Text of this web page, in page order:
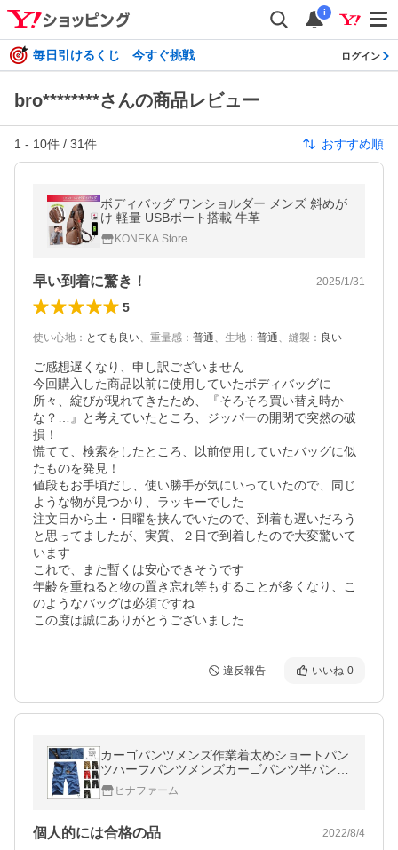
i
毎日引けるくじ 今すぐ挑戦 ログイン
bro********さんの商品レビュー
1 - 10件 / 31件 おすすめ順
ボディバッグ ワンショルダー メンズ 斜めが
け 軽量 USBポート搭載 牛革
KONEKA Store
早い到着に驚き！ 2025/1/31
5
使い心地 ： とても良い、 重量感 ： 普通、 生地 ： 普通、 縫製 ： 良い
ご感想遅くなり、申し訳ございません
今回購入した商品以前に使用していたボディバッグに
所々、綻びが現れてきたため、『そろそろ買い替え時か
な？…』と考えていたところ、ジッパーの開閉で突然の破
損！
慌てて、検索をしたところ、以前使用していたバッグに似
たものを発見！
値段もお手頃だし、使い勝手が気にいっていたので、同じ
ような物が見つかり、ラッキーでした
注文日から土・日曜を挟んでいたので、到着も遅いだろう
と思ってましたが、実質、２日で到着したので大変驚いて
います
これで、また暫くは安心できそうです
年齢を重ねると物の置き忘れ等もすることが多くなり、こ
のようなバッグは必須ですね
この度は誠にありがとうございました
違反報告 いいね 0
カーゴパンツメンズ作業着太めショートパン
ツハーフパンツメンズカーゴパンツ半パン大
きいサイズ迷彩
ヒナファーム
個人的には合格の品 2022/8/4